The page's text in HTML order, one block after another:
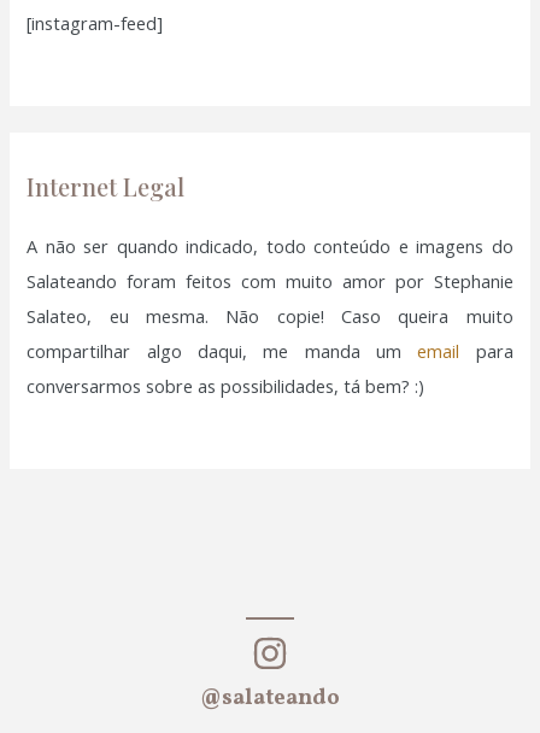
s
r
[instagram-feed]
Internet Legal
A não ser quando indicado, todo conteúdo e imagens do
Salateando foram feitos com muito amor por Stephanie
Salateo, eu mesma. Não copie! Caso queira muito
compartilhar algo daqui, me manda umemail para
conversarmos sobre as possibilidades, tá bem? :)
@salateando